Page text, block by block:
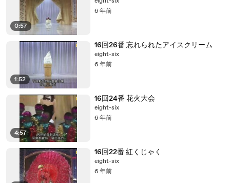
0:57
6 年前
1:52
16回26番 忘れられたアイスクリーム
eight-six
6 年前
4:57
16回24番 花火大会
eight-six
6 年前
16回22番 紅くじゃく
eight-six
6 年前